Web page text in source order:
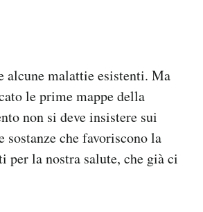
alcune malattie esistenti. Ma
le prime mappe della
non si deve insistere sui
che favoriscono la
per la nostra salute, che già ci